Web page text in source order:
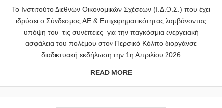
Το Ινστιτούτο Διεθνών Οικονομικών Σχέσεων (Ι.Δ.Ο.Σ.) που έχει
ιδρύσει ο Σύνδεσμος ΑΕ & Επιχειρηματικότητας λαμβάνοντας
υπόψη του τις συνέπειες για την παγκόσμια ενεργειακή
ασφάλεια του πολέμου στον Περσικό Κόλπο διοργάνσε
διαδικτυακή εκδήλωση την 1η Απριλίου 2026
READ MORE